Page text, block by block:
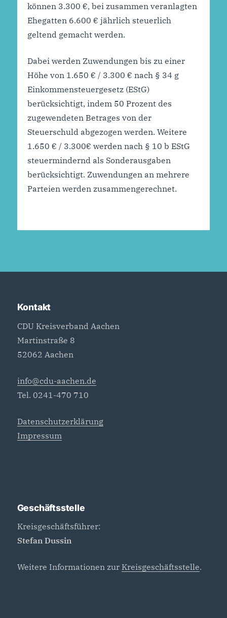
können 3.300 €, bei zusammen veranlagten
Ehegatten 6.600 € jährlich steuerlich
geltend gemacht werden.
Dabei werden Zuwendungen bis zu einer
Höhe von 1.650 € / 3.300 € nach § 34 g
Einkommensteuergesetz (EStG)
berücksichtigt, indem 50 Prozent des
zugewendeten Betrages von der
Steuerschuld abgezogen werden. Weitere
1.650 € / 3.300€ werden nach § 10 b EStG
steuermindernd als Sonderausgaben
berücksichtigt. Zuwendungen an mehrere
Parteien werden zusammengerechnet.
Kontakt
CDU Kreisverband Aachen
Martinstraße 8
52062 Aachen
info@cdu-aachen.de
Tel. 0241-470 710
Datenschutzerklärung
Impressum
Geschäftsstelle
Kreisgeschäftsführer:
Stefan Dussin
Weitere Informationen zur Kreisgeschäftsstelle.